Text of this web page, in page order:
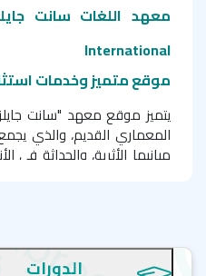
International
موقع متميز وخدمات
يتميز موقع معهد "سانت
المعماري القديم، والذي
مبانيها الأثرية، والحداثة في
يقع مبنى المعهد بالقرب من
الدورات